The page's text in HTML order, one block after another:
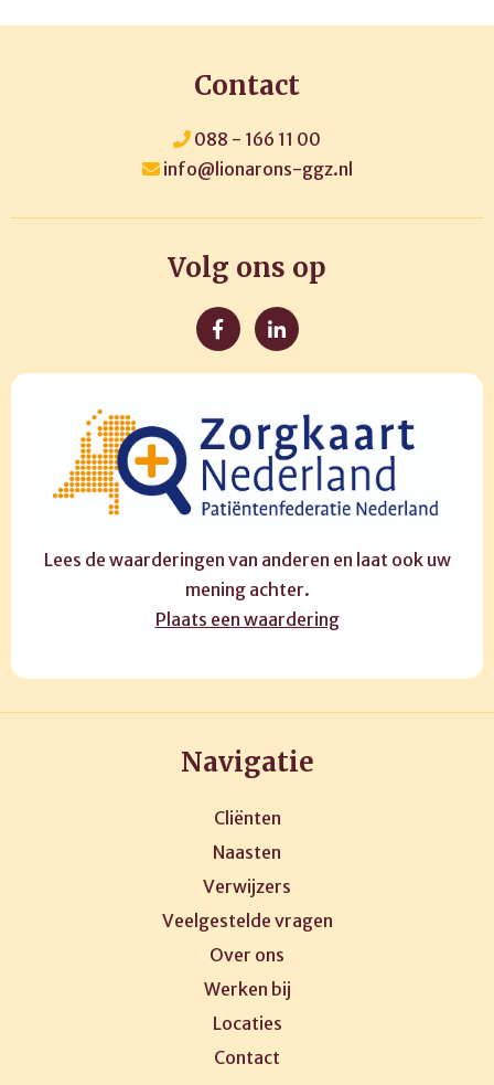
Contact
088 - 166 11 00
info@lionarons-ggz.nl
Volg ons op
Lees de waarderingen van anderen en laat ook uw
mening achter.
Plaats een waardering
Navigatie
Cliënten
Naasten
Verwijzers
Veelgestelde vragen
Over ons
Werken bij
Locaties
Contact